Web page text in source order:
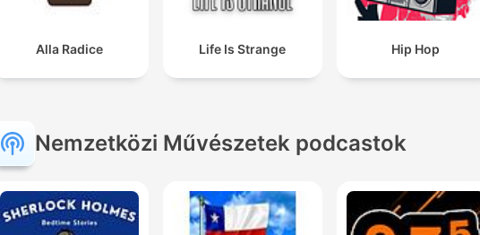
Alla Radice Life Is Strange Hip Hop
Nemzetközi Művészetek podcastok